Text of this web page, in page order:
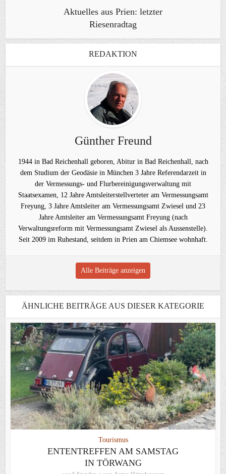
Aktuelles aus Prien: letzter
Riesenradtag
REDAKTION
Günther Freund
1944 in Bad Reichenhall geboren, Abitur in Bad Reichenhall, nach
dem Studium der Geodäsie in München 3 Jahre Referendarzeit in
der Vermessungs- und Flurbereinigungsverwaltung mit
Staatsexamen, 12 Jahre Amtsleiterstellverteter am Vermessungsamt
Freyung, 3 Jahre Amtsleiter am Vermessungsamt Zwiesel und 23
Jahre Amtsleiter am Vermessungsamt Freyung (nach
Verwaltungsreform mit Vermessungsamt Zwiesel als Aussenstelle).
Seit 2009 im Ruhestand, seitdem in Prien am Chiemsee wohnhaft.
Alle Beiträge anzeigen
ÄHNLICHE BEITRÄGE AUS DIESER KATEGORIE
Tourismus
ENTENTREFFEN AM SAMSTAG
IN TÖRWANG